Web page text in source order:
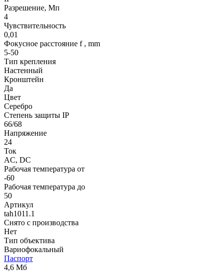
Разрешение, Мп
4
Чувствительность
0,01
Фокусное расстояние f , mm
5-50
Тип крепления
Настенный
Кронштейн
Да
Цвет
Серебро
Степень защиты IP
66/68
Напряжение
24
Ток
AC, DC
Рабочая температура от
-60
Рабочая температура до
50
Артикул
tah1011.1
Снято с производства
Нет
Тип объектива
Вариофокальный
Паспорт
4,6 Мб